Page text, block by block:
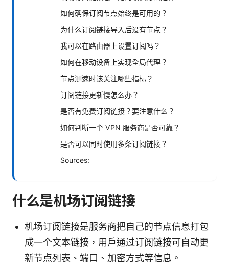
如何确保订阅节点始终是可用的？
为什么订阅链接导入后没有节点？
我可以在路由器上设置订阅吗？
如何在移动设备上实现全局代理？
节点测速时该关注哪些指标？
订阅链接更新慢怎么办？
是否有免费订阅链接？要注意什么？
如何判断一个 VPN 服务商是否可靠？
是否可以同时使用多条订阅链接？
Sources:
什么是机场订阅链接
机场订阅链接是服务商把自己的节点信息打包
成一个文本链接，用户通过订阅链接可自动更
新节点列表、端口、加密方式等信息。